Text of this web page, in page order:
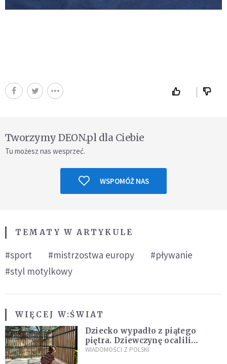
Tworzymy DEON.pl dla Ciebie
Tu możesz nas wesprzeć.
WSPOMÓŻ NAS
TEMATY W ARTYKULE
#sport #mistrzostwa europy
#pływanie
#styl motylkowy
WIĘCEJ W:ŚWIAT
Dziecko wypadło z piątego
piętra. Dziewczynę ocalili
sąsiedzi
WIADOMOŚCI Z POLSKI